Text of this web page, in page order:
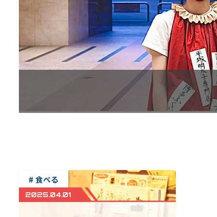
# 食べる
2025.04.01